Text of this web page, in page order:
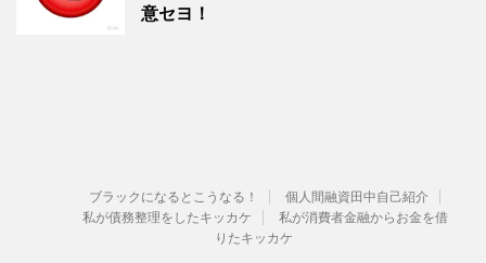
意セヨ！
ブラックになるとこうなる！
個人間融資田中自己紹介
私が債務整理をしたキッカケ
私が消費者金融からお金を借
りたキッカケ